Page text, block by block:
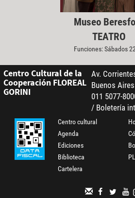
Museo
TEATRO
Funciones: Sábados
Centro Cultural de la
Cooperación FLOREAL
GORINI
Av.
Buenos
011 5077-
/ Boletería
Centro cultural
Agenda
Ediciones
Biblioteca
Cartelera